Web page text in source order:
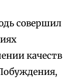
совершил
качеств